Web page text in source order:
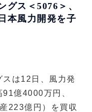
グス＜5076＞、
本風力開発を子
は12日、風力発
億4000万円、
223億円）を買収